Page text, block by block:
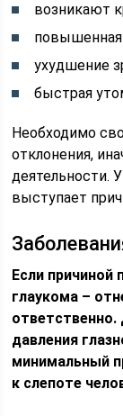
возникают
повышенная
ухудшение
быстрая
Необходимо
отклонения,
деятельности.
выступает
Если причиной
глаукома –
давления
минимальный
к слепоте